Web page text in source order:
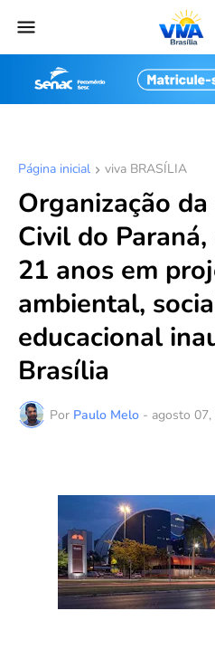
Página inicial viva BRASÍLIA
Organização
Civil do
21 anos em
ambiental,
educacional
Brasília
Por Paulo Melo - agosto